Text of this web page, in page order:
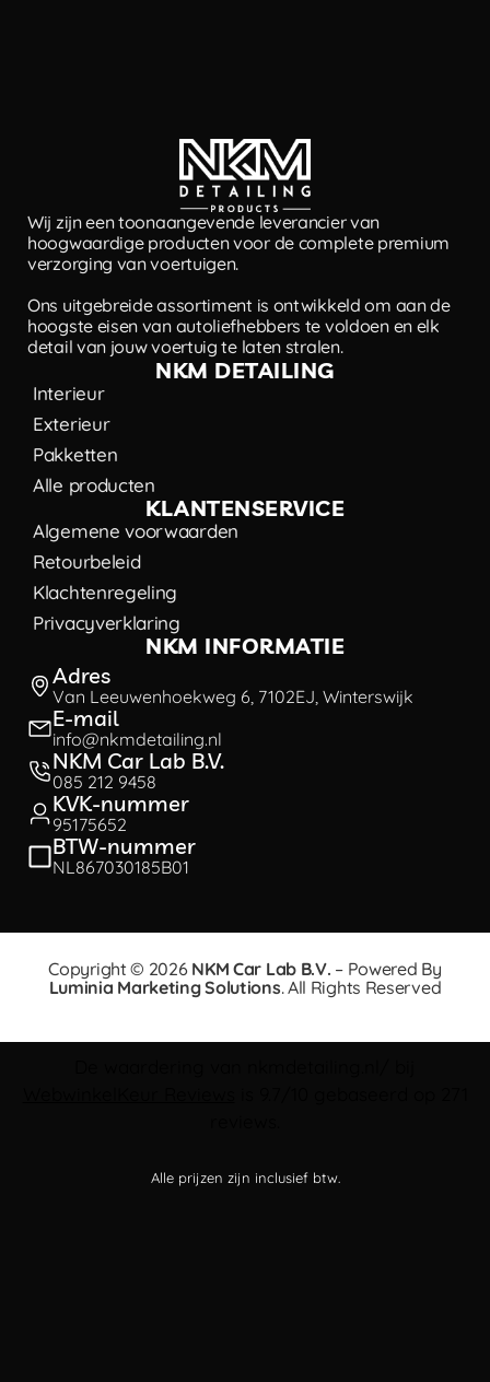
Wij zijn een toonaangevende leverancier van
hoogwaardige producten voor de complete premium
verzorging van voertuigen.
Ons uitgebreide assortiment is ontwikkeld om aan de
hoogste eisen van autoliefhebbers te voldoen en elk
detail van jouw voertuig te laten stralen.
NKM DETAILING
Interieur
Exterieur
Pakketten
Alle producten
KLANTENSERVICE
Algemene voorwaarden
Retourbeleid
Klachtenregeling
Privacyverklaring
NKM INFORMATIE
Adres
Van Leeuwenhoekweg 6, 7102EJ, Winterswijk
E-mail
info@nkmdetailing.nl
NKM Car Lab B.V.
085 212 9458
KVK-nummer
95175652
BTW-nummer
NL867030185B01
Copyright © 2026 NKM Car Lab B.V. – Powered By
Luminia Marketing Solutions. All Rights Reserved
Alle prijzen zijn inclusief btw.